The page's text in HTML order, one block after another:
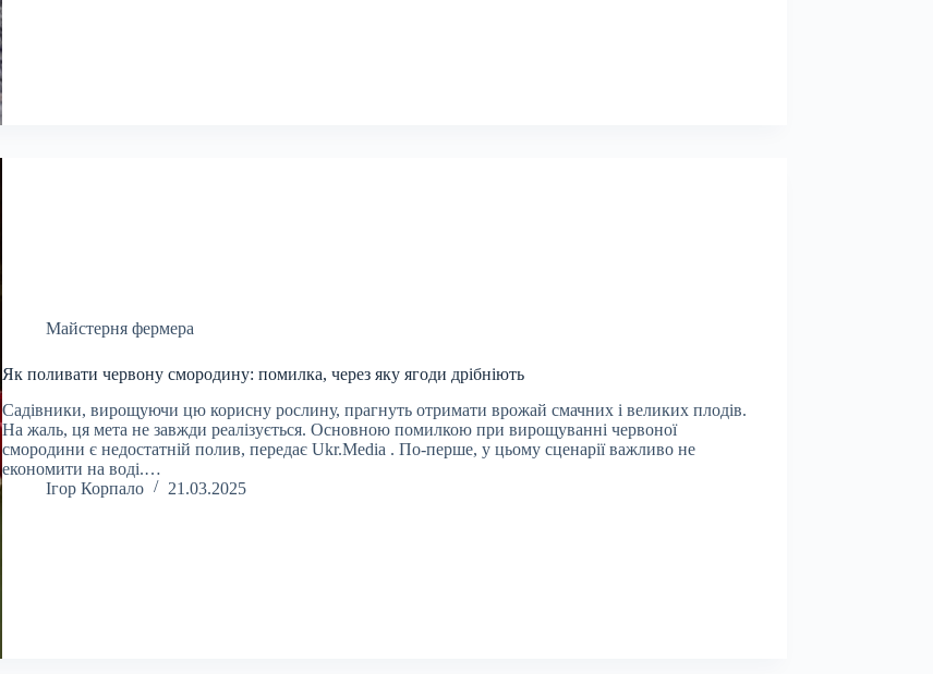
Майстерня фермера
Як поливати червону смородину: помилка, через яку ягоди дрібніють
Садівники, вирощуючи цю корисну рослину, прагнуть отримати врожай смачних і великих плодів.
На жаль, ця мета не завжди реалізується. Основною помилкою при вирощуванні червоної
смородини є недостатній полив, передає Ukr.Media . По-перше, у цьому сценарії важливо не
економити на воді.…
Ігор Корпало
21.03.2025